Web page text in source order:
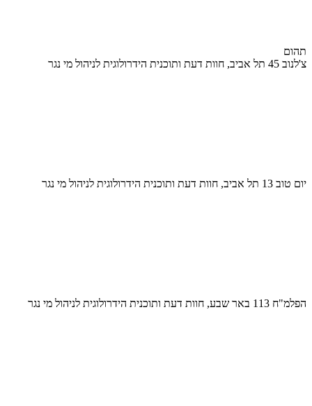
תהום
צ'לנוב 45 תל אביב, חוות דעת ותוכנית הידרולוגית לניהול מי נגר
יום טוב 13 תל אביב, חוות דעת ותוכנית הידרולוגית לניהול מי נגר
הפלמ"ח 113 באר שבע, חוות דעת ותוכנית הידרולוגית לניהול מי נגר